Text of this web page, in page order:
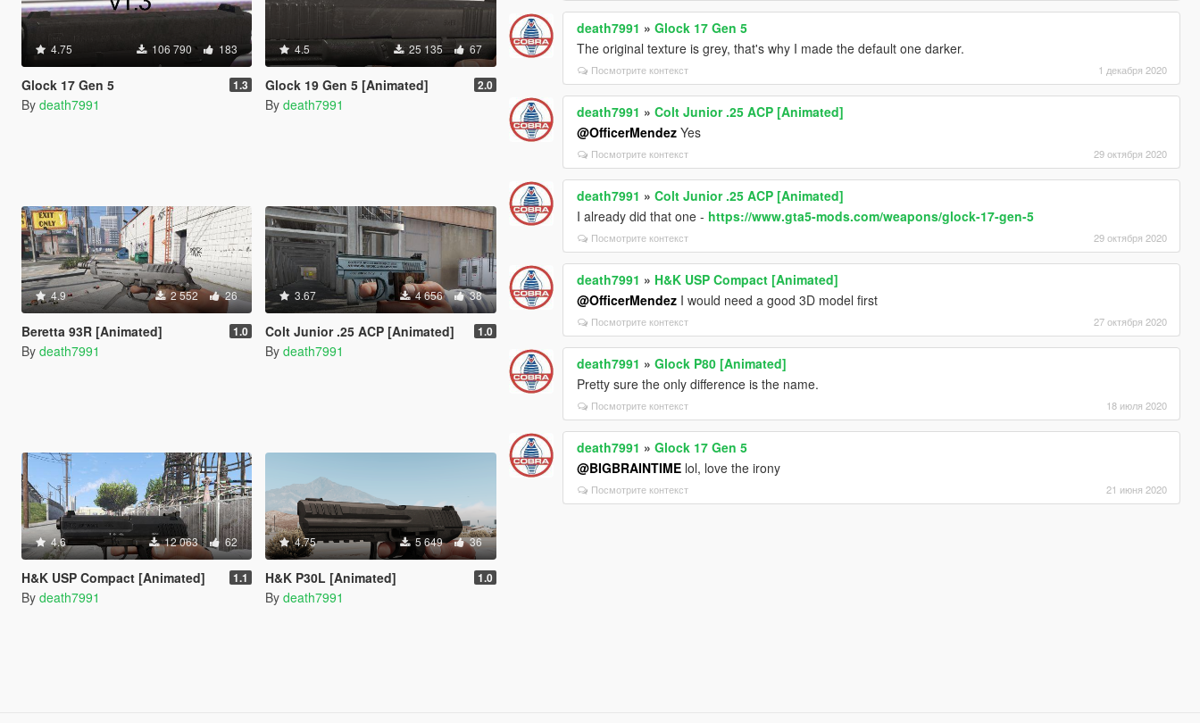
4.75 106 790 183
Glock 17 Gen 5 1.3
By death7991
4.5 25 135 67
Glock 19 Gen 5 [Animated] 2.0
By death7991
4.9 2 552 26
Beretta 93R [Animated] 1.0
By death7991
3.67 4 656 38
Colt Junior .25 ACP [Animated] 1.0
By death7991
4.6 12 063 62
H&K USP Compact [Animated] 1.1
By death7991
4.75 5 649 36
H&K P30L [Animated] 1.0
By death7991
death7991 »Glock 17 Gen 5
The original texture is grey, that's why I made the default one darker.
Посмотрите контекст 1 декабря 2020
death7991 »Colt Junior .25 ACP [Animated]
@OfficerMendez Yes
Посмотрите контекст 29 октября 2020
death7991 »Colt Junior .25 ACP [Animated]
I already did that one - https://www.gta5-mods.com/weapons/glock-17-gen-5
Посмотрите контекст 29 октября 2020
death7991 » H&K USP Compact [Animated]
@OfficerMendez I would need a good 3D model first
Посмотрите контекст 27 октября 2020
death7991 »Glock P80 [Animated]
Pretty sure the only difference is the name.
Посмотрите контекст 18 июля 2020
death7991 »Glock 17 Gen 5
@BIGBRAINTIME lol, love the irony
Посмотрите контекст 21 июня 2020